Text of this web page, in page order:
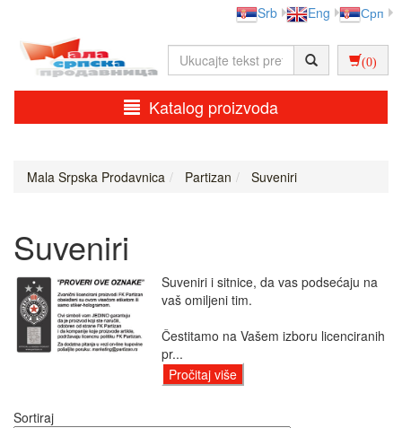
Srb Eng Срп
(0)
Katalog proizvoda
Mala Srpska Prodavnica Partizan Suveniri
Suveniri
Suveniri i sitnice, da vas podsećaju na
vaš omiljeni tim.
Čestitamo na Vašem izboru licenciranih
pr...
Pročitaj više
Sortiraj